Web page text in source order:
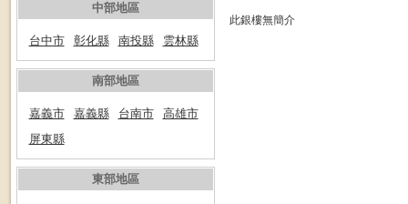
中部地區
台中市 彰化縣 南投縣 雲林縣
南部地區
嘉義市 嘉義縣 台南市
高雄市
屏東縣
東部地區
此銀樓無簡介